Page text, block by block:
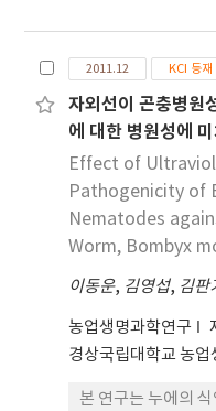
으며 회절 효율로부
해 낼 수 있었다. 변
의 굴절률 차이 값
선량이조사된 후의
절률 차이 값은
외선에의한 회절효
인 것으로 나타났다.
2011.12 KCI 등재
자외선이 곤충병원
에 대한 병원성에
Effect of
Pathogenicity of
Nematodes
Worm, Bombyx
이동운, 김영섭, 김판
농업생명과학연구
경상국립대학교 농업
본 연구는 누에의